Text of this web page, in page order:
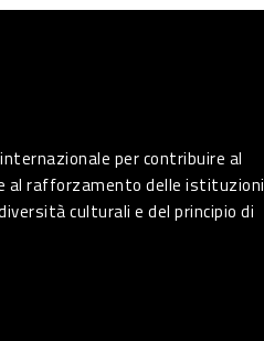
per contribuire al
al rafforzamento delle istituzioni
culturali e del principio di